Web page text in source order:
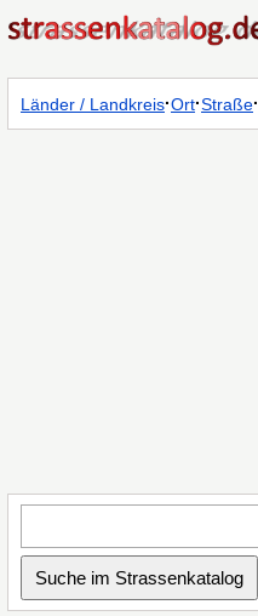
Länder / Landkreis·Ort·Straße·